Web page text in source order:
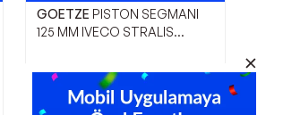
GOETZE PISTON SEGMANI
125 MM IVECO STRALIS
5.270,00TL
Sepette4.901,10TL